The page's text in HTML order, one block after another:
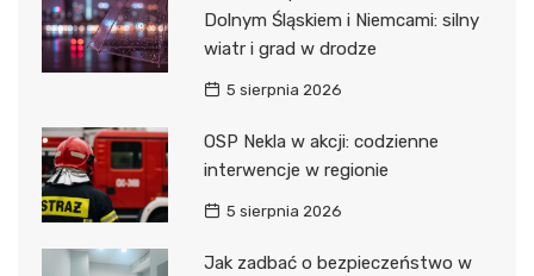
Dolnym Śląskiem i Niemcami: silny
wiatr i grad w drodze
5 sierpnia 2026
OSP Nekla w akcji: codzienne
interwencje w regionie
5 sierpnia 2026
Jak zadbać o bezpieczeństwo w